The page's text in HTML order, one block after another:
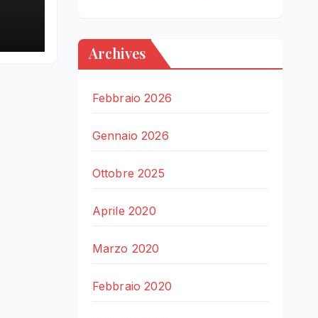
Archives
Febbraio 2026
Gennaio 2026
Ottobre 2025
Aprile 2020
Marzo 2020
Febbraio 2020